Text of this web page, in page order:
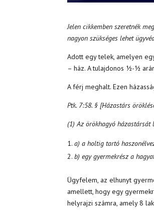
Jelen cikkemben szeretnék
nagyon szükséges lehet
Adott egy telek, amelyen
– ház. A tulajdonos ½-½
A férj meghalt. Ezen
Ptk. 7:58. § [Házastárs
(1) Az örökhagyó
a) a holtig tartó
b) egy gyermekrész a
Ügyfelem, az elhunyt
amellett, hogy egy
helyrajzi számra, amely 8